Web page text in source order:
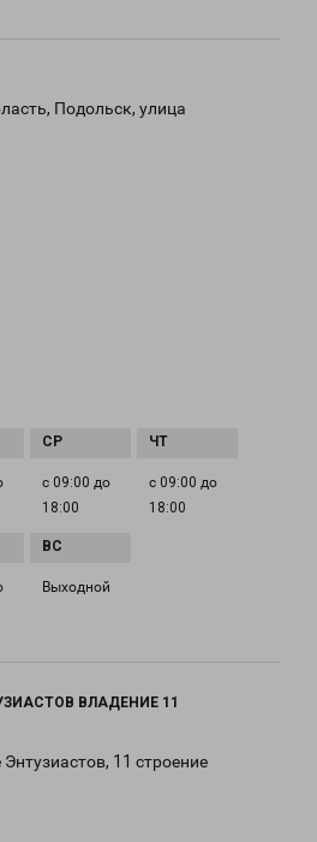
Подольск, улица
с 09:00 до
18:00
с 09:00 до
18:00
Выходной
ВЛАДЕНИЕ 11
11 строение